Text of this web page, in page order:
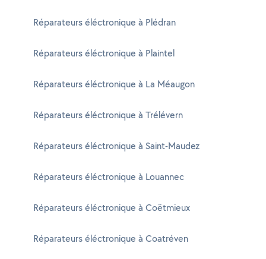
Réparateurs éléctronique à Plédran
Réparateurs éléctronique à Plaintel
Réparateurs éléctronique à La Méaugon
Réparateurs éléctronique à Trélévern
Réparateurs éléctronique à Saint-Maudez
Réparateurs éléctronique à Louannec
Réparateurs éléctronique à Coëtmieux
Réparateurs éléctronique à Coatréven